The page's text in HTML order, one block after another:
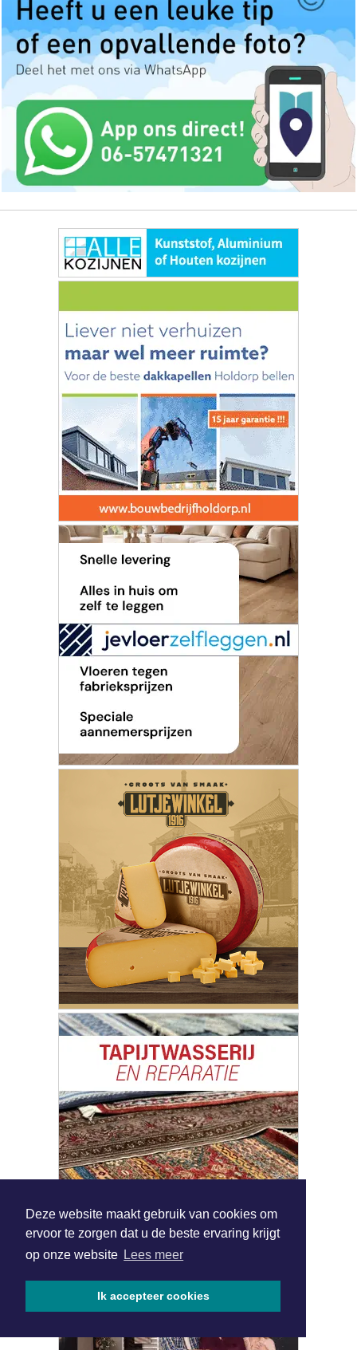
Deze website maakt gebruik van cookies om
ervoor te zorgen dat u de beste ervaring krijgt
op onze website Lees meer
Ik accepteer cookies
ONZE PARTNERS
| Nieuws | Sport | Evenementen
Hoofdvestiging:
van Benthuizenlaan 1
072 8200 600
redactie@xyto.nl
www.xyto.nl